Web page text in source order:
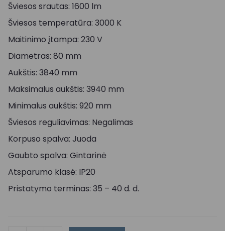
Šviesos srautas: 1600 lm
Šviesos temperatūra: 3000 K
Maitinimo įtampa: 230 V
Diametras: 80 mm
Aukštis: 3840 mm
Maksimalus aukštis: 3940 mm
Minimalus aukštis: 920 mm
Šviesos reguliavimas: Negalimas
Korpuso spalva: Juoda
Gaubto spalva: Gintarinė
Atsparumo klasė: IP20
Pristatymo terminas: 35 – 40 d. d.